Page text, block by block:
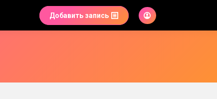
Добавить запись